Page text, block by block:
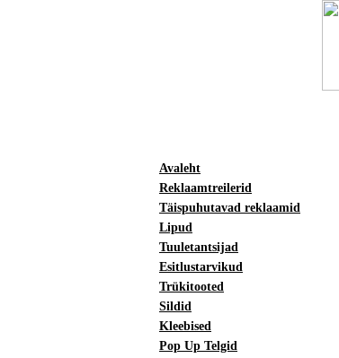
Avaleht
Reklaamtreilerid
Täispuhutavad reklaamid
Lipud
Tuuletantsijad
Esitlustarvikud
Trükitooted
Sildid
Kleebised
Pop Up Telgid